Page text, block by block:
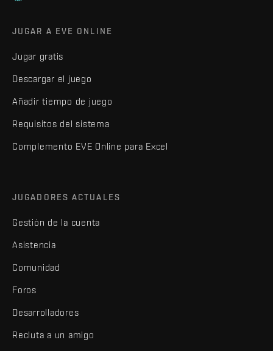
JUGAR A EVE ONLINE
Jugar gratis
Descargar el juego
Añadir tiempo de juego
Requisitos del sistema
Complemento EVE Online para Excel
JUGADORES ACTUALES
Gestión de la cuenta
Asistencia
Comunidad
Foros
Desarrolladores
Recluta a un amigo